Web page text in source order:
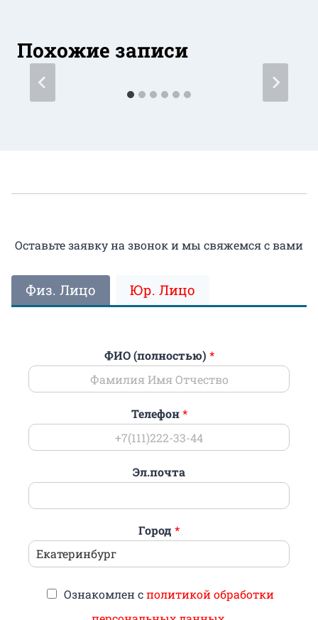
Похожие записи
Оставьте заявку на звонок и мы свяжемся с вами
Физ. Лицо Юр. Лицо
ФИО (полностью) *
Телефон*
Эл.почта
Город *
Ознакомлен сполитикой обработки